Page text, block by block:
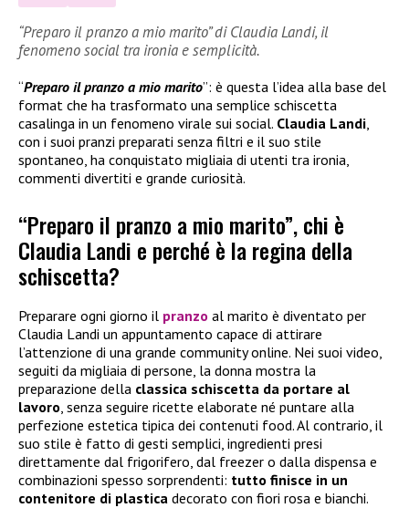
“Preparo il pranzo a mio marito” di Claudia Landi, il
fenomeno social tra ironia e semplicità.
“Preparo il pranzo a mio marito”: è questa l’idea alla base del
format che ha trasformato una semplice schiscetta
casalinga in un fenomeno virale sui social. Claudia Landi,
con i suoi pranzi preparati senza filtri e il suo stile
spontaneo, ha conquistato migliaia di utenti tra ironia,
commenti divertiti e grande curiosità.
“Preparo il pranzo a mio marito”, chi è
Claudia Landi e perché è la regina della
schiscetta?
Preparare ogni giorno il pranzo al marito è diventato per
Claudia Landi un appuntamento capace di attirare
l’attenzione di una grande community online. Nei suoi video,
seguiti da migliaia di persone, la donna mostra la
preparazione della classica schiscetta da portare al
lavoro , senza seguire ricette elaborate né puntare alla
perfezione estetica tipica dei contenuti food. Al contrario, il
suo stile è fatto di gesti semplici, ingredienti presi
direttamente dal frigorifero, dal freezer o dalla dispensa e
combinazioni spesso sorprendenti: tutto finisce in un
contenitore di plastica decorato con fiori rosa e bianchi.